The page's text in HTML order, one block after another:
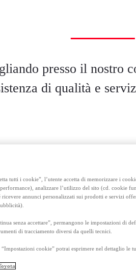
presso il nostro
di qualità e
tutti i cookie”, l’utente accetta di memorizzare i
analizzare l’utilizzo del sito (cd. cookie
ricevere annunci personalizzati sui prodotti e servizi
senza accettare”, permangono le impostazioni di
di tracciamento diversi da quelli tecnici.
cookie” potrai esprimere nel dettaglio le